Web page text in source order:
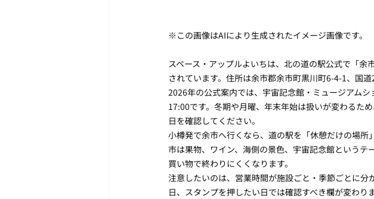
※この画像はAIにより生成されたイメージ画像です。
スペース・アップルよいちは、北の道の駅公式で「
されています。住所は余市郡余市町黒川町6-4-1、国道
2026年の公式案内では、宇宙記念館・ミュージアム
17:00です。冬期や月曜、年末年始は扱いが変わるた
日を確認してください。
小樽発で余市へ行くなら、道の駅を「休憩だけの場
市は果物、ワイン、海側の景色、宇宙記念館という
買い物で終わりにくくなります。
注意したいのは、営業時間が施設ごと・季節ごとに
日、スタンプを押したい日では確認すべき欄が変わ